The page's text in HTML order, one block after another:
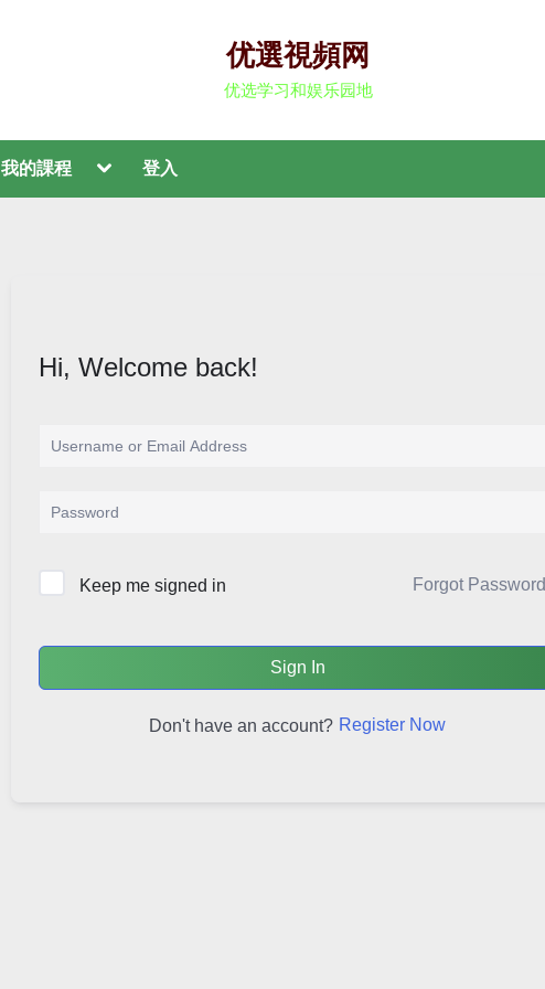
优選視頻网
优选学习和娱乐园地
我的課程 登入
Hi, Welcome back!
Keep me signed in Forgot
Sign In
Don't have an account? Register Now